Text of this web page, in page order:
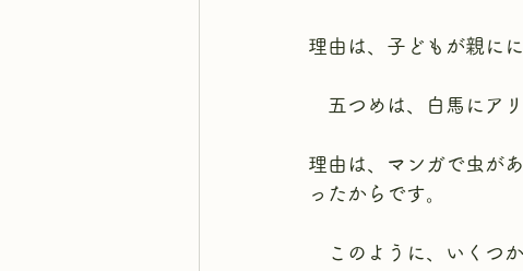
理由は、子どもが親に
五つめは、白馬にアリ
理由は、マンガで虫が
ったからです。
このように、いくつ